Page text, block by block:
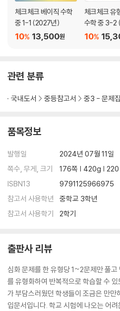
체크체크 베이직 수학
중 1-1 (2027년)
13,500원
10%
체크체크 유
수학 중 3-2
10%
관련 분류
국내도서 중등참고서 중3 - 문제집
품목정보
발행일
2024년 07월 11일
쪽수, 무게, 크기
176쪽 | 420g |
ISBN13
9791125966975
참고서 사용학년
중학교 3학년
참고서 사용학기
2학기
출판사 리뷰
심화 문제를 한 유형당 1~2문제만 풀
를 유형화하여 반복적으로 학습할 수
가 부담스러웠던 학생들이 조금은 만만
입문서입니다. 학교 시험에 나오는 어